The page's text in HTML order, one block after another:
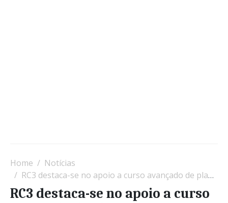
Home
Notícias
RC3 destaca-se no apoio a curso avançado de planeamento militar terrestre
RC3 destaca-se no apoio a curso